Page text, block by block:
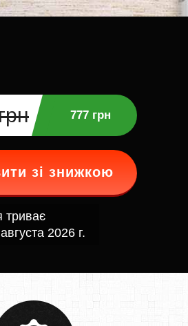
777 грн
зі знижкою
триває
2026 г.